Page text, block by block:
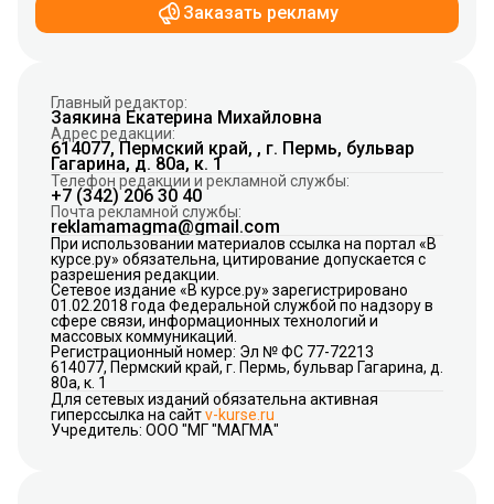
Заказать рекламу
Главный редактор:
Заякина Екатерина Михайловна
Адрес редакции:
614077, Пермский край, , г. Пермь, бульвар
Гагарина, д. 80а, к. 1
Телефон редакции и рекламной службы:
+7 (342) 206 30 40
Почта рекламной службы:
reklamamagma@gmail.com
При использовании материалов ссылка на портал «В
курсе.ру» обязательна, цитирование допускается с
разрешения редакции.
Сетевое издание «В курсе.ру» зарегистрировано
01.02.2018 года Федеральной службой по надзору в
сфере связи, информационных технологий и
массовых коммуникаций.
Регистрационный номер: Эл № ФС 77-72213
614077, Пермский край, г. Пермь, бульвар Гагарина, д.
80а, к. 1
Для сетевых изданий обязательна активная
гиперссылка на сайтv-kurse.ru
Учредитель: ООО "МГ "МАГМА"